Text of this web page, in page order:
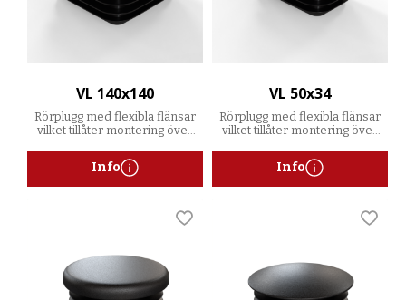
VL 140x140
Rörplugg med flexibla flänsar
vilket tillåter montering över
Info
VL 50x34
Rörplugg med flexibla flänsar
vilket tillåter montering över
Info
Lägg till i favoriter